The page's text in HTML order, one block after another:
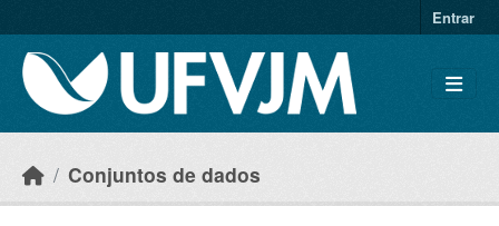
Entrar
Conjuntos de dados